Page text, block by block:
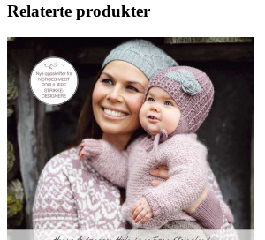
Relaterte produkter